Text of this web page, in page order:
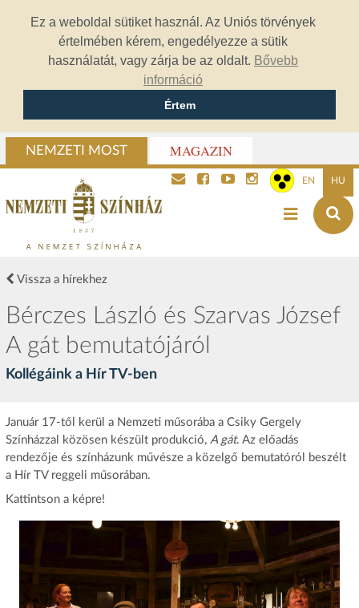
Ez a weboldal sütiket használ. Az Uniós törvények
értelmében kérem, engedélyezze a sütik
használatát, vagy zárja be az oldalt. Bővebb
információ
Értem
NEMZETI MOST MAGAZIN
EN HU
Vissza a hírekhez
Bérczes László és Szarvas József
A gát bemutatójáról
Kollégáink a Hír TV-ben
Január 17-től kerül a Nemzeti műsorába a Csiky Gergely
Színházzal közösen készült produkció, A gát. Az előadás
rendezője és színházunk művésze a közelgő bemutatóról beszélt
a Hír TV reggeli műsorában.
Kattintson a képre!